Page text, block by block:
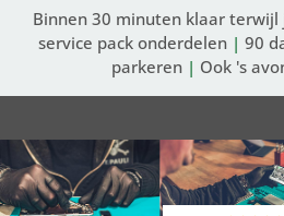
Binnen 30 minuten klaar
service pack onderdelen | 90
parkeren| Ook 's